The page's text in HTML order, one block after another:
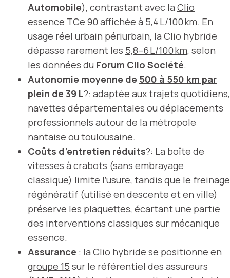
Automobile), contrastant avec la Clio
essence TCe 90 affichée à 5,4 L/100 km. En
usage réel urbain périurbain, la Clio hybride
dépasse rarement les 5,8–6 L/100 km, selon
les données du Forum Clio Société.
Autonomie moyenne de 500 à 550 km par
plein de 39 L?: adaptée aux trajets quotidiens,
navettes départementales ou déplacements
professionnels autour de la métropole
nantaise ou toulousaine.
Coûts d’entretien réduits?: La boîte de
vitesses à crabots (sans embrayage
classique) limite l’usure, tandis que le freinage
régénératif (utilisé en descente et en ville)
préserve les plaquettes, écartant une partie
des interventions classiques sur mécanique
essence.
Assurance : la Clio hybride se positionne en
groupe 15 sur le référentiel des assureurs